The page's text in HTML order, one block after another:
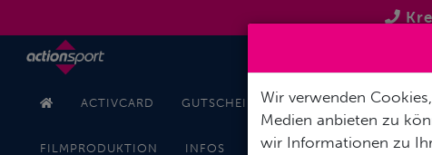
ACTIVCARD GUTSCHEINE TAUCHKURSE
FILMPRODUKTION INFOS ONLINESHOP KONTAKT
Wir verwenden
Medien anbieten zu
wir Informationen zu